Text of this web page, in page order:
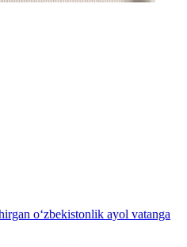
o‘zbekistonlik ayol vatanga